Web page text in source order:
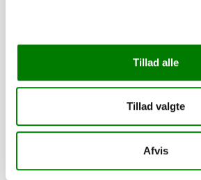
Tillad alle
Tillad valgte
Afvis
Hårnåle-fjedersplit - FZB - 2,0 mm
6,80kr.ekskl. moms